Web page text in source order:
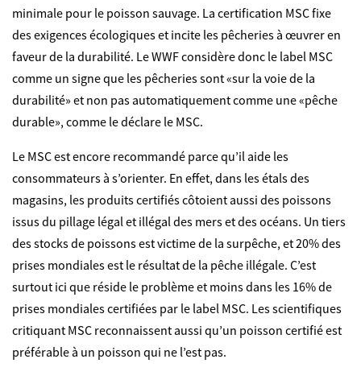
minimale pour le poisson sauvage. La certification MSC fixe
des exigences écologiques et incite les pêcheries à œuvrer en
faveur de la durabilité. Le WWF considère donc le label MSC
comme un signe que les pêcheries sont «sur la voie de la
durabilité» et non pas automatiquement comme une «pêche
durable», comme le déclare le MSC.
Le MSC est encore recommandé parce qu’il aide les
consommateurs à s’orienter. En effet, dans les étals des
magasins, les produits certifiés côtoient aussi des poissons
issus du pillage légal et illégal des mers et des océans. Un tiers
des stocks de poissons est victime de la surpêche, et 20% des
prises mondiales est le résultat de la pêche illégale. C’est
surtout ici que réside le problème et moins dans les 16% de
prises mondiales certifiées par le label MSC. Les scientifiques
critiquant MSC reconnaissent aussi qu’un poisson certifié est
préférable à un poisson qui ne l’est pas.